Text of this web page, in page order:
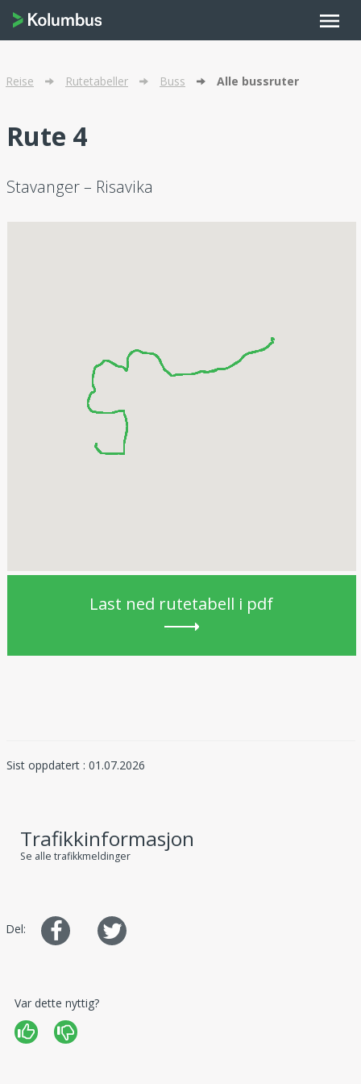
menu
Reise Rutetabeller Buss Alle bussruter
Rute 4
Stavanger – Risavika
Last ned rutetabell i pdf
Sist oppdatert : 01.07.2026
Trafikkinformasjon
Se alle trafikkmeldinger
Del:
på
på
Var dette nyttig?